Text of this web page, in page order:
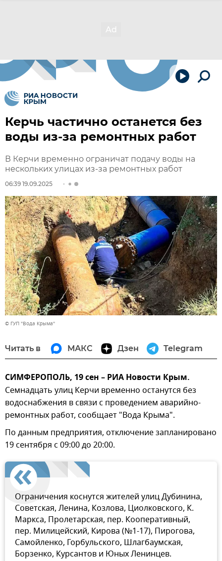
Керчь частично останется без
воды из-за ремонтных работ
В Керчи временно ограничат подачу воды на
нескольких улицах из-за ремонтных работ
06:39 19.09.2025
© ГУП "Вода Крыма"
Читать в МАКС Дзен Telegram
СИМФЕРОПОЛЬ, 19 сен – РИА Новости Крым.
Семнадцать улиц Керчи временно останутся без
водоснабжения в связи с проведением аварийно-
ремонтных работ, сообщает "Вода Крыма".
По данным предприятия, отключение запланировано
19 сентября с 09:00 до 20:00.
Ограничения коснутся жителей улиц Дубинина,
Советская, Ленина, Козлова, Циолковского, К.
Маркса, Пролетарская, пер. Кооперативный,
пер. Милицейский, Кирова (№1-17), Пирогова,
Самойленко, Горбульского, Шлагбаумская,
Борзенко, Курсантов и Юных Ленинцев.